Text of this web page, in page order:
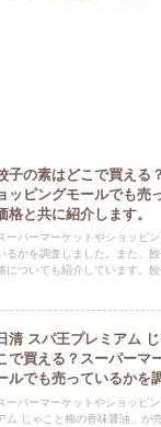
子の素はどこで買える
ッピングモールでも売
格と共に紹介します。
ーパーマーケットやショッピ
るかを調査しました。また、
についても紹介しています。
清 スパ王プレミアム
で買える？スーパーマ
ルでも売っているかを
します。
ーパーマーケットやショッピ
ム じゃこと梅の香味醤油」が